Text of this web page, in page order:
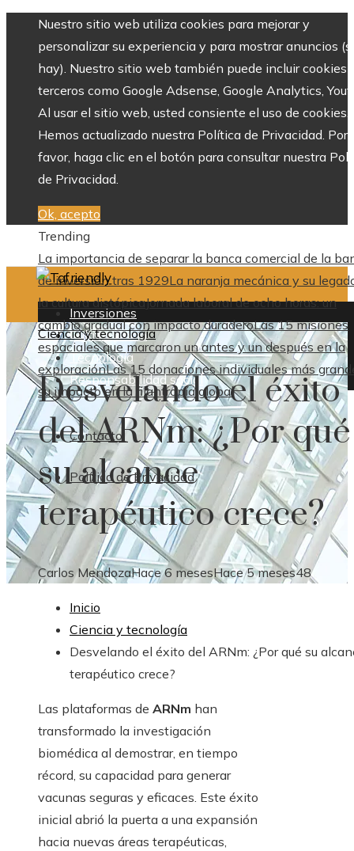
Nuestro sitio web utiliza cookies para mejorar y
personalizar su experiencia y para mostrar anuncios
hay). Nuestro sitio web también puede incluir cookies
terceros como Google Adsense, Google Analytics,
Al usar el sitio web, usted consiente el uso de cookies.
Hemos actualizado nuestra Política de Privacidad. Por
favor, haga clic en el botón para consultar nuestra
de Privacidad.
Ok, acepto
Trending
La importancia de separar la banca comercial de la
de inversión tras 1929La naranja mecánica y su
la cultura distópicaJornada laboral de ocho horas: un
cambio gradual con impacto duraderoLas 15 misiones
espaciales que marcaron un antes y un después en la
exploraciónLas 15 donaciones individuales más
su impacto en la filantropía global
Contacto
Política de Privacidad
Inversiones
Cultura y ocio
Tecnología
Responsabilidad social
Ciencia y tecnología
Desvelando el éxito
del ARNm: ¿Por qué
su alcance
terapéutico crece?
Carlos MendozaHace 6 mesesHace 5 meses48
Inicio
Ciencia y tecnología
Desvelando el éxito del ARNm: ¿Por qué su
terapéutico crece?
Las plataformas de ARNm han
transformado la investigación
biomédica al demostrar, en tiempo
récord, su capacidad para generar
vacunas seguras y eficaces. Este éxito
inicial abrió la puerta a una expansión
hacia nuevas áreas terapéuticas,